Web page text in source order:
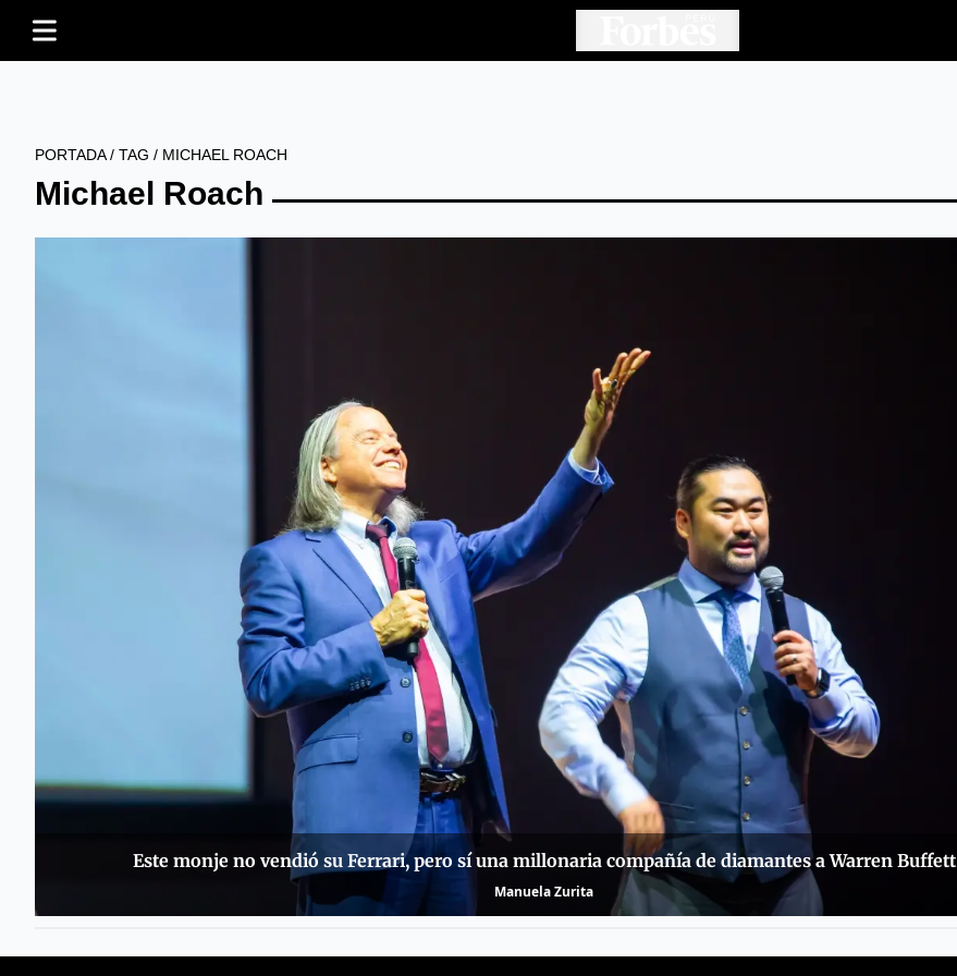
PORTADA/ TAG / MICHAEL ROACH
Michael Roach
Este monje no vendió su Ferrari, pero sí una millonaria compañía de diamantes a Warren Buffett
Manuela Zurita